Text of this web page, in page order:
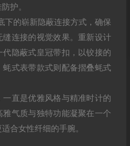
护。
的崭新隐蔽连接方式，确保
连接的视觉效果。重新设计
隐蔽式皇冠带扣，以铰接的
式表带款式则配备摺叠蚝式
直是优雅风格与精准时计的
气质与独特功能凝聚在一个
合女性纤细的手腕。